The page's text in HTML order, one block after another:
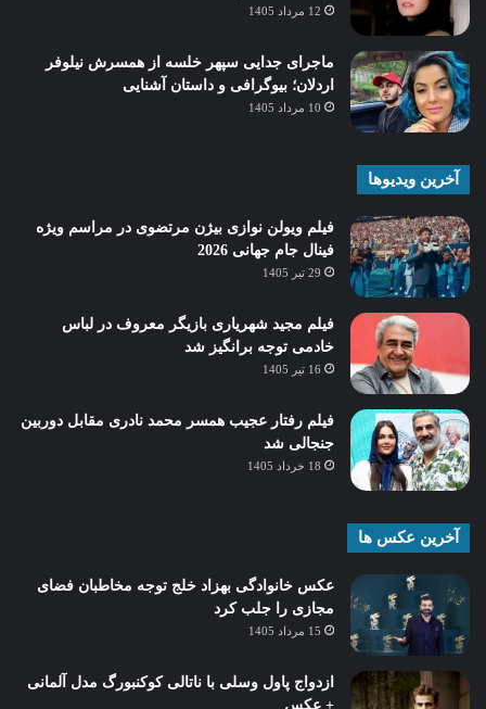
12 مرداد 1405
ماجرای جدایی سپهر خلسه از همسرش نیلوفر
اردلان؛ بیوگرافی و داستان آشنایی
10 مرداد 1405
آخرین ویدیوها
فیلم ویولن نوازی بیژن مرتضوی در مراسم ویژه
فینال جام جهانی 2026
29 تیر 1405
فیلم مجید شهریاری بازیگر معروف در لباس
خادمی توجه برانگیز شد
16 تیر 1405
فیلم رفتار عجیب همسر محمد نادری مقابل دوربین
جنجالی شد
18 خرداد 1405
آخرین عکس ها
عکس خانوادگی بهزاد خلج توجه مخاطبان فضای
مجازی را جلب کرد
15 مرداد 1405
ازدواج پاول وسلی با ناتالی کوکنبورگ مدل آلمانی
+ عکس